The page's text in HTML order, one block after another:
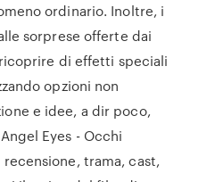
ordinario. Inoltre, i
sorprese offerte dai
di effetti speciali
opzioni non
e idee, a dir poco,
Eyes - Occhi
trama, cast,